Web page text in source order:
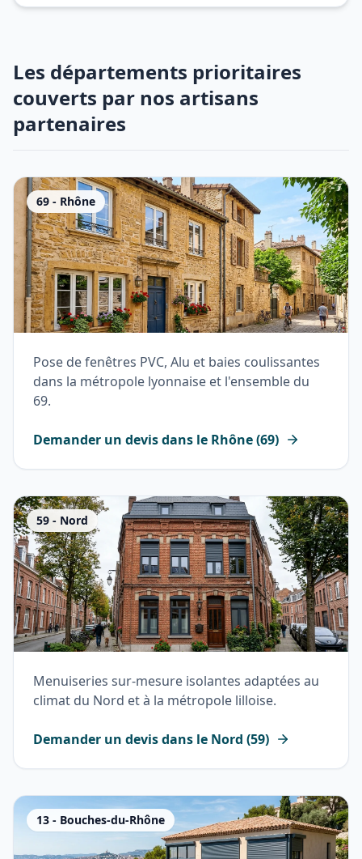
Les départements prioritaires
couverts par nos artisans
partenaires
69 - Rhône
Pose de fenêtres PVC, Alu et baies coulissantes
dans la métropole lyonnaise et l'ensemble du
69.
Demander un devis dans le Rhône(69)
59 - Nord
Menuiseries sur-mesure isolantes adaptées au
climat du Nord et à la métropole lilloise.
Demander un devis dans le Nord (59)
13 - Bouches-du-Rhône